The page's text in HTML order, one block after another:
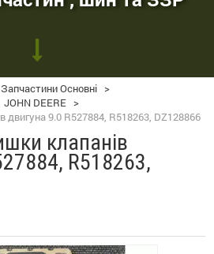
Запчастини Основні >
JOHN DEERE >
двигуна 9.0 R527884, R518263, DZ128866
клапанів
R518263,